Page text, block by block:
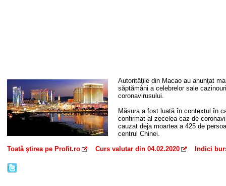
Autorităţile din Macao au anunţat
săptămâni a celebrelor sale
coronavirusului.
Măsura a fost luată în contextul în
confirmat al zecelea caz de
cauzat deja moartea a 425 de
centrul Chinei.
Toată ştirea pe Profit.ro
Curs valutar din 04.02.2020 Indici